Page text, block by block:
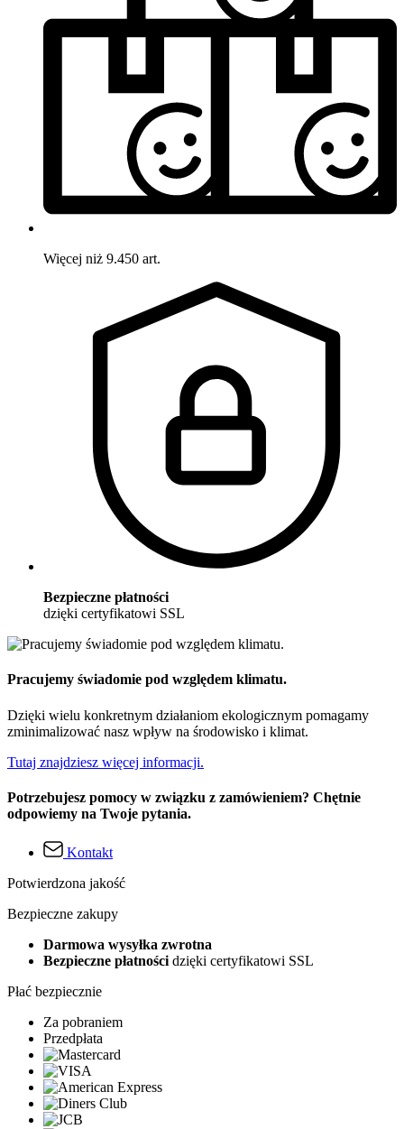
Więcej niż 9.450 art.
Bezpieczne płatności
dzięki certyfikatowi SSL
Pracujemy świadomie pod względem klimatu.
Dzięki wielu konkretnym działaniom ekologicznym pomagamy
zminimalizować nasz wpływ na środowisko i klimat.
Tutaj znajdziesz więcej informacji.
Potrzebujesz pomocy w związku z zamówieniem? Chętnie
odpowiemy na Twoje pytania.
Kontakt
Potwierdzona jakość
Bezpieczne zakupy
Darmowa wysyłka zwrotna
Bezpieczne płatności dzięki certyfikatowi SSL
Płać bezpiecznie
Za pobraniem
Przedpłata